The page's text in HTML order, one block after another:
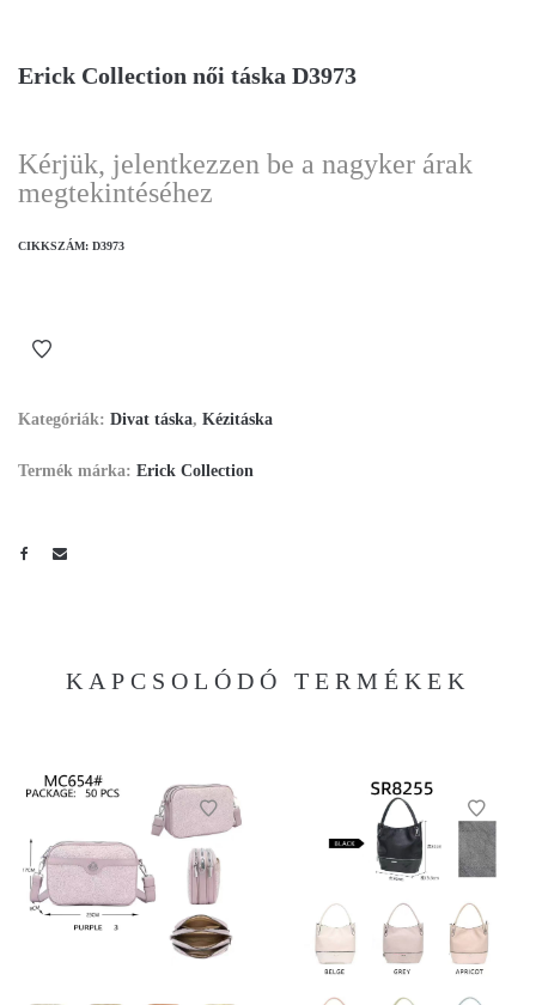
Erick Collection női táska D3973
Kérjük, jelentkezzen be a nagyker árak
megtekintéséhez
CIKKSZÁM: D3973
Kategóriák: Divat táska, Kézitáska
Termék márka: Erick Collection
KAPCSOLÓDÓ TERMÉKEK